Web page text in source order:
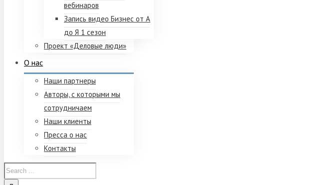
вебинаров
Запись видео Бизнес от А
до Я 1 сезон
Проект «Деловые люди»
О нас
Наши партнеры
Авторы, с которыми мы
сотрудничаем
Наши клиенты
Пресса о нас
Контакты